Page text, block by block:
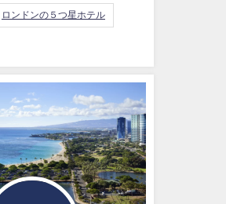
ロンドンの５つ星ホテル